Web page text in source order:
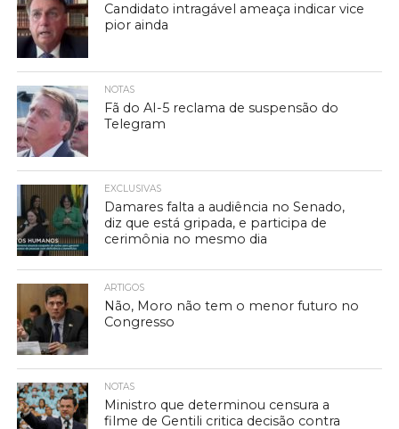
Candidato intragável ameaça indicar vice
pior ainda
NOTAS
Fã do AI-5 reclama de suspensão do
Telegram
EXCLUSIVAS
Damares falta a audiência no Senado,
diz que está gripada, e participa de
cerimônia no mesmo dia
ARTIGOS
Não, Moro não tem o menor futuro no
Congresso
NOTAS
Ministro que determinou censura a
filme de Gentili critica decisão contra